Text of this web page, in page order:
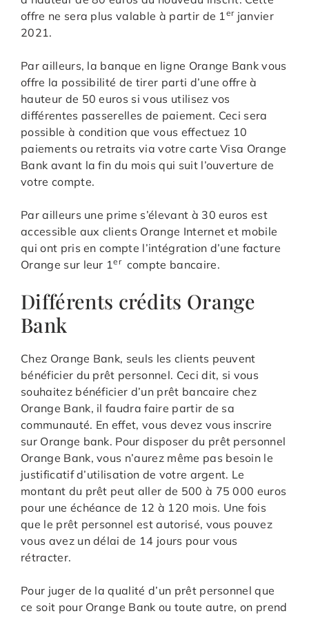
offre ne sera plus valable à partir de 1 erjanvier
2021.
Par ailleurs, la banque en ligne Orange Bank vous
offre la possibilité de tirer parti d’une offre à
hauteur de 50 euros si vous utilisez vos
différentes passerelles de paiement. Ceci sera
possible à condition que vous effectuez 10
paiements ou retraits via votre carte Visa Orange
Bank avant la fin du mois qui suit l’ouverture de
votre compte.
Par ailleurs une prime s’élevant à 30 euros est
accessible aux clients Orange Internet et mobile
qui ont pris en compte l’intégration d’une facture
Orange sur leur 1er compte bancaire.
Différents crédits Orange
Bank
Chez Orange Bank, seuls les clients peuvent
bénéficier du prêt personnel. Ceci dit, si vous
souhaitez bénéficier d’un prêt bancaire chez
Orange Bank, il faudra faire partir de sa
communauté. En effet, vous devez vous inscrire
sur Orange bank. Pour disposer du prêt personnel
Orange Bank, vous n’aurez même pas besoin le
justificatif d’utilisation de votre argent. Le
montant du prêt peut aller de 500 à 75 000 euros
pour une échéance de 12 à 120 mois. Une fois
que le prêt personnel est autorisé, vous pouvez
vous avez un délai de 14 jours pour vous
rétracter.
Pour juger de la qualité d’un prêt personnel que
ce soit pour Orange Bank ou toute autre, on prend